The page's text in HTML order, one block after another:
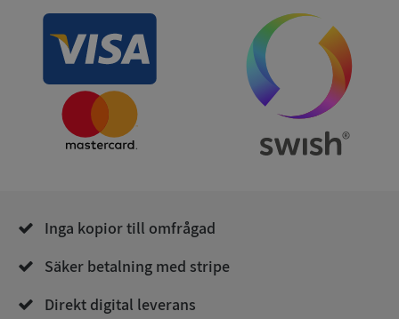
Inga kopior till omfrågad
Säker betalning med stripe
Direkt digital leverans
Microsoft
Corporation
.syna.se
__RequestVerificationToken